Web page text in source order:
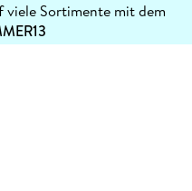
viele Sortimente mit dem